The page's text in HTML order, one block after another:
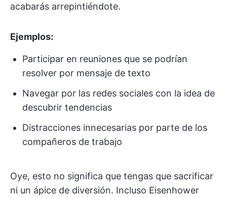
acabarás arrepintiéndote.
Ejemplos:
Participar en reuniones que se podrían
resolver por mensaje de texto
Navegar por las redes sociales con la idea de
descubrir tendencias
Distracciones innecesarias por parte de los
compañeros de trabajo
Oye, esto no significa que tengas que sacrificar
ni un ápice de diversión. Incluso Eisenhower